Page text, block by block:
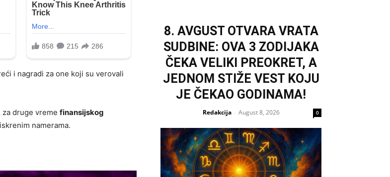
i nagradi za one koji su verovali
za druge vreme finansijskog
namerama.
8. AVGUST OTVARA VRATA
SUDBINE: OVA 3 ZODIJAKA
ČEKA VELIKI PREOKRET, A
JEDNOM STIŽE VEST KOJU
JE ČEKAO GODINAMA!
Redakcija - August 8, 2026 0